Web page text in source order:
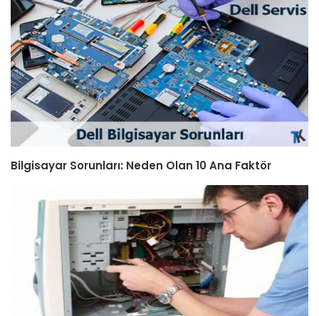
Bilgisayar Sorunları: Neden Olan 10 Ana Faktör